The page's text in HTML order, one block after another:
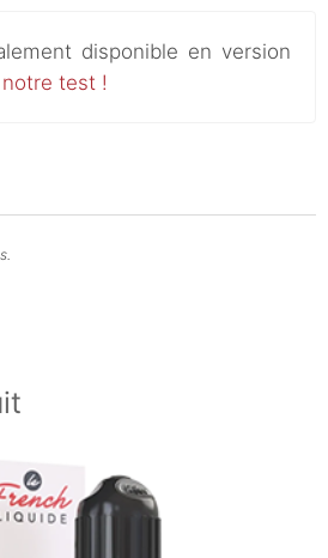
disponible en version
test !